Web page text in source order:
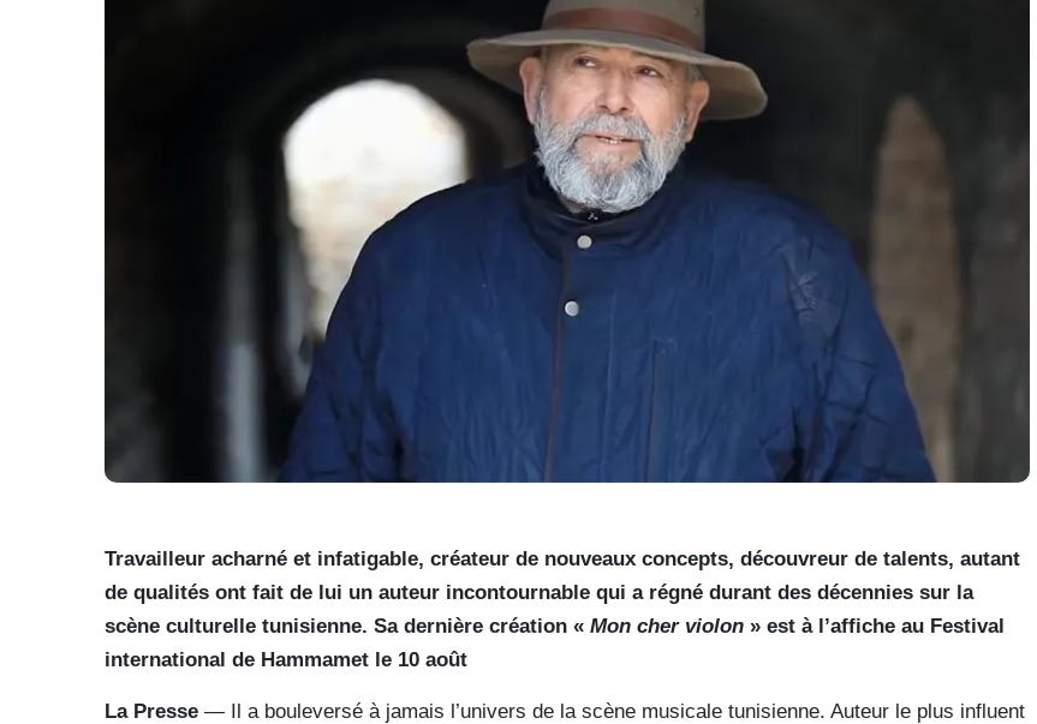
Travailleur acharné et infatigable, créateur de nouveaux concepts, découvreur de talents, autant
de qualités ont fait de lui un auteur incontournable qui a régné durant des décennies sur la
scène culturelle tunisienne. Sa dernière création « Mon cher violon » est à l’affiche au Festival
international de Hammamet le 10 août
La Presse — Il a bouleversé à jamais l’univers de la scène musicale tunisienne. Auteur le plus influent